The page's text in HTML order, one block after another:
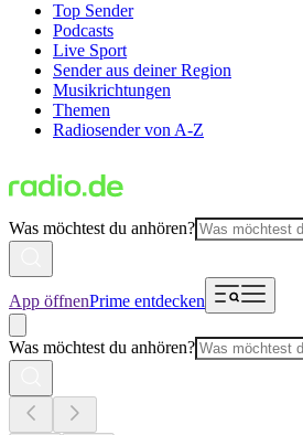
Top Sender
Podcasts
Live Sport
Sender aus deiner Region
Musikrichtungen
Themen
Radiosender von A-Z
Was möchtest du anhören?
App öffnenPrime entdecken
Was möchtest du anhören?